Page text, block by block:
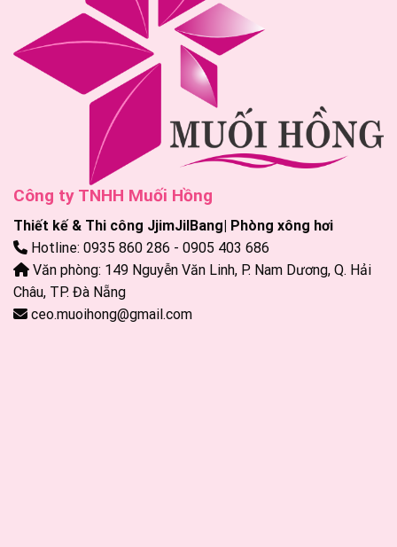
Công ty TNHH Muối Hồng
Thiết kế & Thi công JjimJilBang| Phòng xông hơi
Hotline: 0935 860 286 - 0905 403 686
Văn phòng: 149 Nguyễn Văn Linh, P. Nam Dương, Q. Hải
Châu, TP. Đà Nẵng
ceo.muoihong@gmail.com